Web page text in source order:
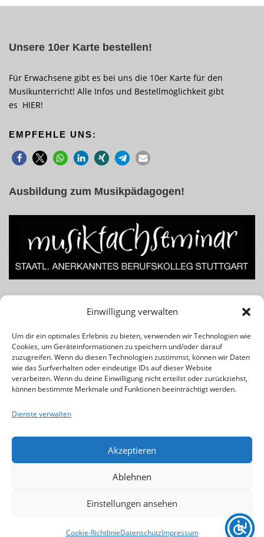
Einwilligung verwalten
Um dir ein optimales Erlebnis zu bieten, verwenden wir Technologien wie
Cookies, um Geräteinformationen zu speichern und/oder darauf
zuzugreifen. Wenn du diesen Technologien zustimmst, können wir Daten
wie das Surfverhalten oder eindeutige IDs auf dieser Website
verarbeiten. Wenn du deine Einwilligung nicht erteilst oder zurückziehst,
können bestimmte Merkmale und Funktionen beeinträchtigt werden.
Dienste verwalten
Akzeptieren
Ablehnen
Einstellungen ansehen
Cookie-RichtlinieDatenschutzImpressum
Unsere 10er Karte bestellen!
Für Erwachsene gibt es bei uns die 10er Karte für den
Musikunterricht! Alle Infos und Bestellmöglichkeit gibt
es HIER!
EMPFEHLE UNS:
Ausbildung zum Musikpädagogen!
Lust am Beruf des Musiklehrers bzw. Musikpädagogen? Für
Infos einfach das Banner klicken!
Rechtliches & Wichtiges:
Kontakt
Datenschutz
Cookie-Richtlinie (EU)
Copyright © 2026 Musikschule Eberhard | Stuttgart
Theme von FameThemes